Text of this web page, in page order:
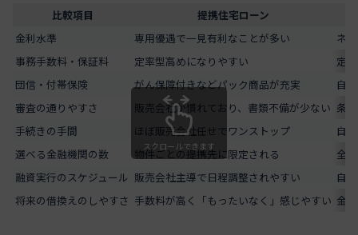
比較項目
提携住宅ローン
金利水準
専用優遇で一見有利なことが多い
ネ
事務手数料・保証料
定率型高めになりやすい
定
団信・付帯保険
がん保障付きなどパック商品が充実
自
審査の通りやすさ
販売会社が慣れており、書類不備が少ない 条
手続きの手間
ほぼ販売会社任せでワンストップ
自
選べる金融機関の数
物件ごとの提携先に限定される
全
融資実行のスケジュール 販売会社主導で日程調整されやすい
自
将来の借換えのしやすさ 手数料が高く「もったいなく」感じやすい 金
スクロールできます